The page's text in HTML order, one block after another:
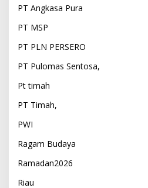
PT Angkasa Pura
PT MSP
PT PLN PERSERO
PT Pulomas Sentosa,
Pt timah
PT Timah,
PWI
Ragam Budaya
Ramadan2026
Riau